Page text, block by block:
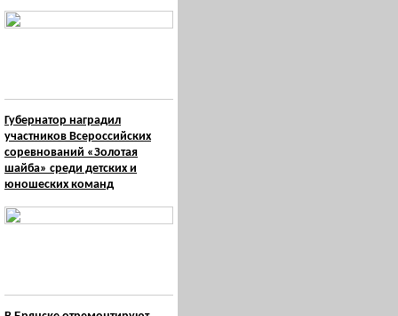
Губернатор наградил
участников Всероссийских
соревнований «Золотая
шайба» среди детских и
юношеских команд